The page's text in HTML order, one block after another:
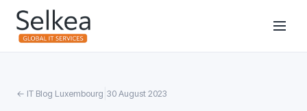
← IT Blog Luxembourg 30 August 2023